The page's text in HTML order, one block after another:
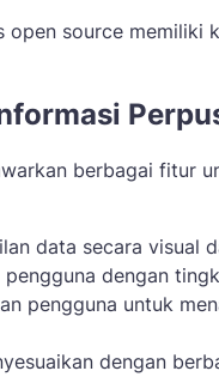
source memiliki
berbagai fitur
data secara visual
dengan
pengguna untuk
dengan